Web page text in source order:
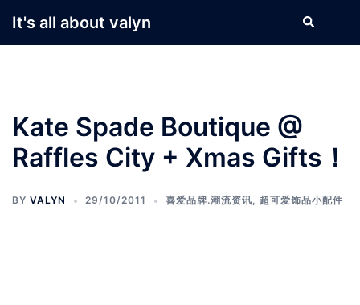
It's all about valyn Search
Kate Spade Boutique @
Raffles City + Xmas Gifts！
BY VALYN 29/10/2011 喜爱品牌.潮流资讯, 超可爱饰品小配件